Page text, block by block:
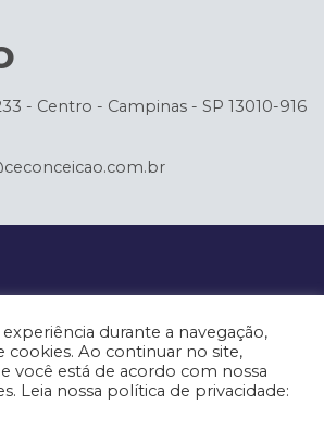
- Centro - Campinas - SP 13010-916
durante a navegação,
cookies. Ao continuar no site,
você está de acordo com nossa
Leia nossa política de privacidade: